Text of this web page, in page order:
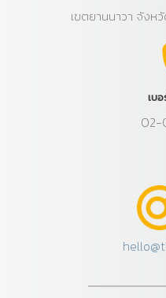
เขตยานนาวา จังห
เบ
02-